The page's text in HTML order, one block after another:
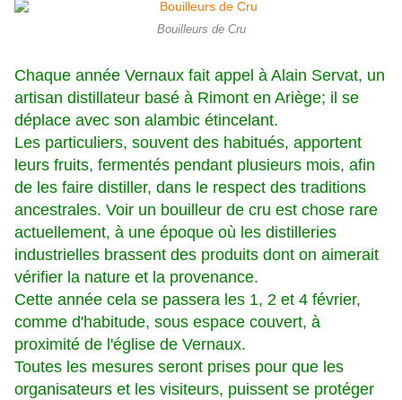
Bouilleurs de Cru
Chaque année Vernaux fait appel à Alain Servat, un
artisan distillateur basé à Rimont en Ariège; il se
déplace avec son alambic étincelant.
Les particuliers, souvent des habitués, apportent
leurs fruits, fermentés pendant plusieurs mois, afin
de les faire distiller, dans le respect des traditions
ancestrales. Voir un bouilleur de cru est chose rare
actuellement, à une époque où les distilleries
industrielles brassent des produits dont on aimerait
vérifier la nature et la provenance.
Cette année cela se passera les 1, 2 et 4 février,
comme d'habitude, sous espace couvert, à
proximité de l'église de Vernaux.
Toutes les mesures seront prises pour que les
organisateurs et les visiteurs, puissent se protéger